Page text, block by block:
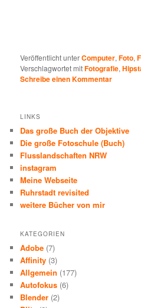
Veröffentlicht unterComputer,Foto,
Verschlagwortet mitFotografie,
Schreibe einen Kommentar
LINKS
Das große Buch der Objektive
Die große Fotoschule (Buch)
Flusslandschaften NRW
instagram
Meine Webseite
Ruhrstadt revisited
weitere Bücher von mir
KATEGORIEN
Adobe (7)
Affinity (3)
Allgemein (177)
Autofokus (6)
Blender (2)